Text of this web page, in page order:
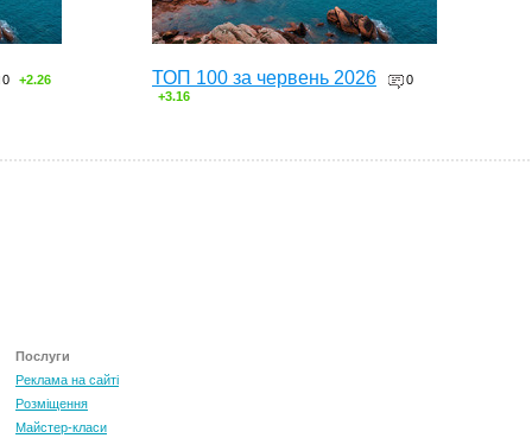
0 +2.26 ТОП 100 за червень 2026
0
+3.16
Послуги
Реклама на сайті
Розміщення
Майстер-класи